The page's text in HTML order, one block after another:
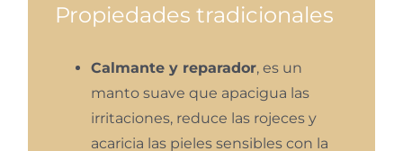
Propiedades tradicionales
Calmante y reparador, es un
manto suave que apacigua las
irritaciones, reduce las rojeces y
acaricia las pieles sensibles con la